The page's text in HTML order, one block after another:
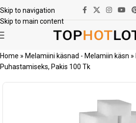
Skip to navigation
Skip to main content
Home » Melamiini käsnad - Melamiin käsn »
Puhastamiseks, Pakis 100 Tk